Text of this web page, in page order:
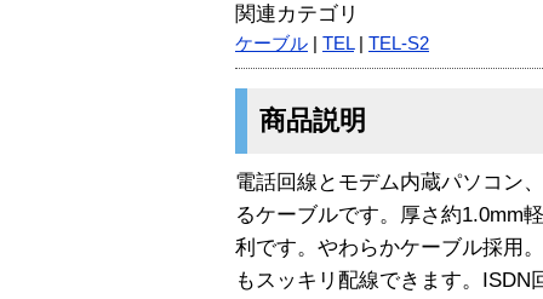
関連カテゴリ
ケーブル TEL| TEL-S2
商品説明
電話回線とモデム内蔵パソコン
るケーブルです。厚さ約1.0mm
利です。やわらかケーブル採用
もスッキリ配線できます。ISDN